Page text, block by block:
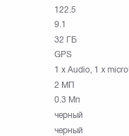
122.5
9.1
32 ГБ
GPS
1 x Audio, 1 x
2 МП
0.3 Мп
черный
черный